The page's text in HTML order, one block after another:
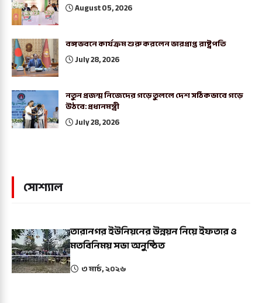
August 05, 2026
বঙ্গভবনে কার্যক্রম শুরু করলেন ভারপ্রাপ্ত রাষ্ট্রপতি
July 28, 2026
নতুন প্রজন্ম নিজেদের গড়ে তুললে দেশ সঠিকভাবে গড়ে
উঠবে: প্রধানমন্ত্রী
July 28, 2026
সোশ্যাল
তারানগর ইউনিয়নের উন্নয়ন নিয়ে ইফতার ও
মতবিনিময় সভা অনুষ্ঠিত
৩ মার্চ, ২০২৬